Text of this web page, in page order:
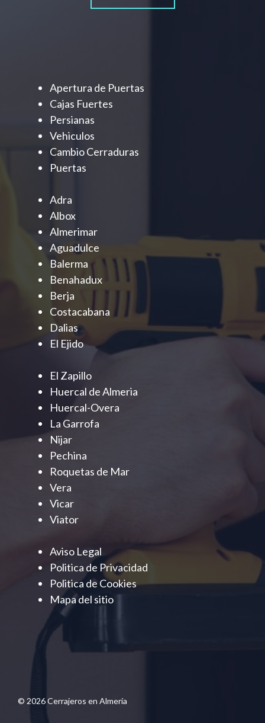
Apertura de Puertas
Cajas Fuertes
Persianas
Vehiculos
Cambio Cerraduras
Puertas
Adra
Albox
Almerimar
Aguadulce
Balerma
Benahadux
Berja
Costacabana
Dalias
El Ejido
El Zapillo
Huercal de Almeria
Huercal-Overa
La Garrofa
Nijar
Pechina
Roquetas de Mar
Vera
Vicar
Viator
Aviso Legal
Politica de Privacidad
Politica de Cookies
Mapa del sitio
© 2026 Cerrajeros en Almería